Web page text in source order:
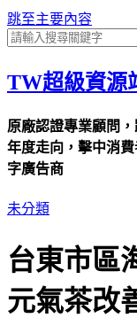
跳至主要內容
TW超級資源
原廠認證專業顧問
年度走向，擊中消費
字廣告商
未分類
台東市區
元氣茶改